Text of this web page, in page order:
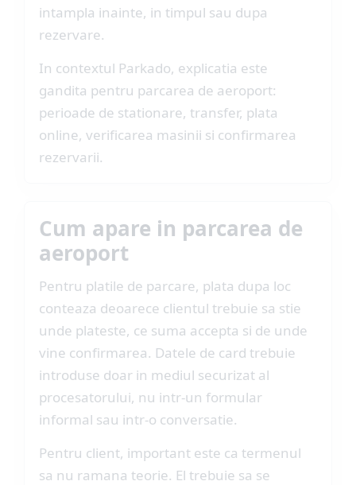
intampla inainte, in timpul sau dupa
rezervare.
In contextul Parkado, explicatia este
gandita pentru parcarea de aeroport:
perioade de stationare, transfer, plata
online, verificarea masinii si confirmarea
rezervarii.
Cum apare in parcarea de
aeroport
Pentru platile de parcare, plata dupa loc
conteaza deoarece clientul trebuie sa stie
unde plateste, ce suma accepta si de unde
vine confirmarea. Datele de card trebuie
introduse doar in mediul securizat al
procesatorului, nu intr-un formular
informal sau intr-o conversatie.
Pentru client, important este ca termenul
sa nu ramana teorie. El trebuie sa se